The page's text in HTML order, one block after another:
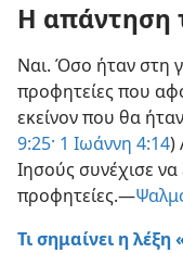
Η απάντηση
Ναι. Όσο ήταν στη
προφητείες που
εκείνον που θα
9:25· 1 Ιωάννη 4:14)
Ιησούς συνέχισε
προφητείες.—
Τι σημαίνει η